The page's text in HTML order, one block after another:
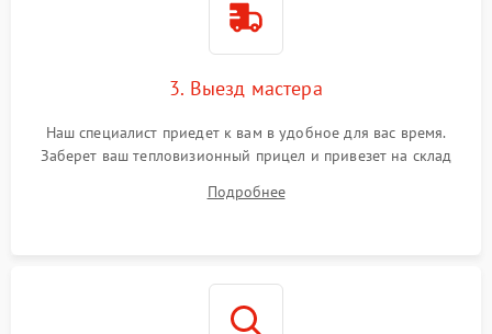
3. Выезд мастера
Наш специалист приедет к вам в удобное для вас время.
Заберет ваш тепловизионный прицел и привезет на склад
Подробнее